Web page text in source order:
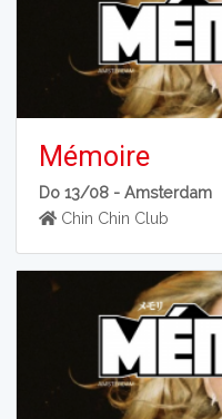
Mémoire
Do 13/08 -Amsterdam
Chin Chin Club